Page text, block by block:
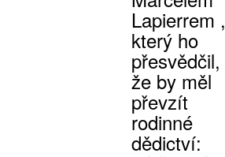
Lapierrem ,
který ho
přesvědčil,
že by měl
převzít
rodinné
dědictví: